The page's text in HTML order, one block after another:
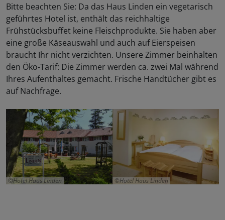
Bitte beachten Sie: Da das Haus Linden ein vegetarisch
geführtes Hotel ist, enthält das reichhaltige
Frühstücksbuffet keine Fleischprodukte. Sie haben aber
eine große Käseauswahl und auch auf Eierspeisen
braucht Ihr nicht verzichten. Unsere Zimmer beinhalten
den Öko-Tarif: Die Zimmer werden ca. zwei Mal während
Ihres Aufenthaltes gemacht. Frische Handtücher gibt es
auf Nachfrage.
Hotel Haus Linden Hotel Haus Linden